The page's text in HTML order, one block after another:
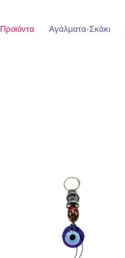
Προϊόντα Αγάλματα-Σκάκι